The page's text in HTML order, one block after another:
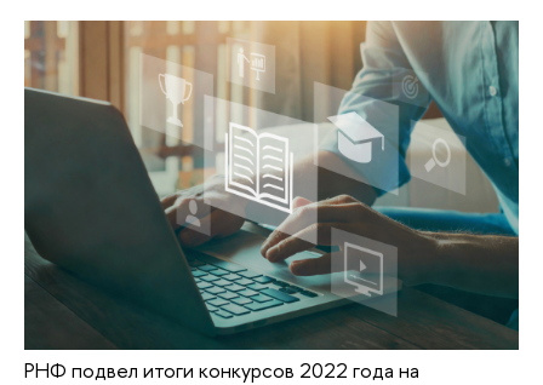
РНФ подвел итоги конкурсов 2022 года на